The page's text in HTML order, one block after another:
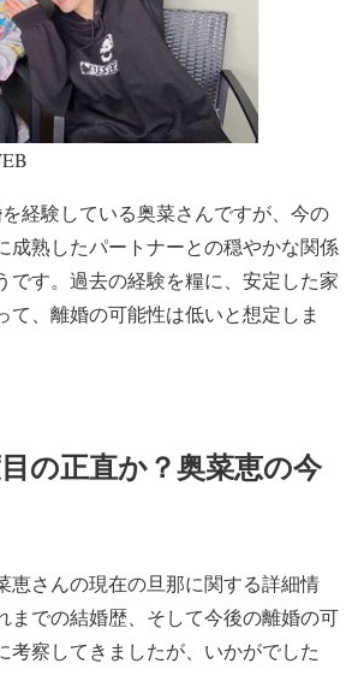
経験している奥菜さんですが、今の
成熟したパートナーとの穏やかな関係
です。 過去の経験を糧に、安定した家
、 離婚の可能性は低いと想定しま
の正直か？奥菜恵の今
恵さんの現在の旦那に関する詳細情
までの結婚歴、そして今後の離婚の可
考察してきましたが、いかがでした